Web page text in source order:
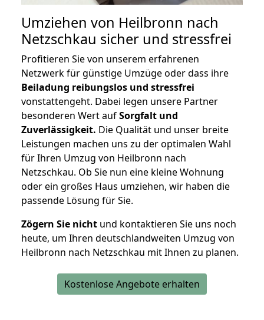
Umziehen von Heilbronn nach
Netzschkau sicher und stressfrei
Profitieren Sie von unserem erfahrenen
Netzwerk für günstige Umzüge oder dass ihre
Beiladung reibungslos und stressfrei
vonstattengeht. Dabei legen unsere Partner
besonderen Wert aufSorgfalt und
Zuverlässigkeit. Die Qualität und unser breite
Leistungen machen uns zu der optimalen Wahl
für Ihren Umzug von Heilbronn nach
Netzschkau. Ob Sie nun eine kleine Wohnung
oder ein großes Haus umziehen, wir haben die
passende Lösung für Sie.
Zögern Sie nicht und kontaktieren Sie uns noch
heute, um Ihren deutschlandweiten Umzug von
Heilbronn nach Netzschkau mit Ihnen zu planen.
Kostenlose Angebote erhalten